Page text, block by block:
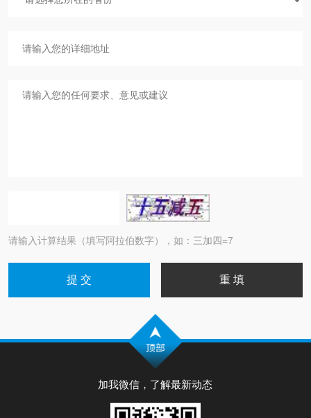
请输入计算结果（填写阿拉伯数字），如：三加四=7
加我微信，了解最新动态